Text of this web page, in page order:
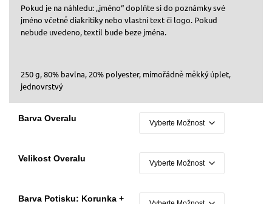
Pokud je na náhledu: „jméno“ doplňte si do poznámky své
jméno včetně diakritiky nebo vlastní text či logo. Pokud
nebude uvedeno, textil bude beze jména.
250 g, 80% bavlna, 20% polyester, mimořádně měkký úplet,
jednovrstvý
Barva Overalu
Velikost Overalu
Barva Potisku: Korunka +